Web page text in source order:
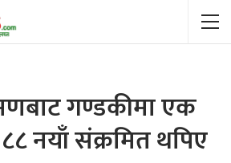
गण्डकीमा एक
नयाँ संक्रमित थपिए